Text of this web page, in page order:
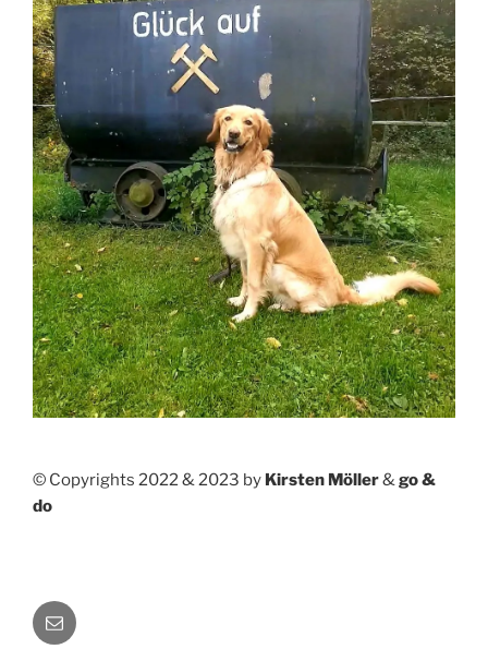
© Copyrights 2022 & 2023 by Kirsten Möller&go &
do
E-
Mail